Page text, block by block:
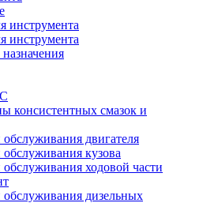
инструмента
инструмента
консистентных смазок и
двигателя
кузова
ходовой части
дизельных